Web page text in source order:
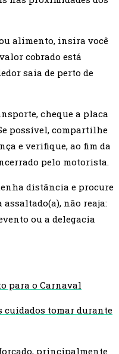
alimento, insira você
cobrado está
saia de perto de
cheque a placa
possível, compartilhe
e verifique, ao fim da
pelo motorista.
distância e procure
assaltado(a), não reaja:
ou a delegacia
para o Carnaval
cuidados tomar durante
principalmente